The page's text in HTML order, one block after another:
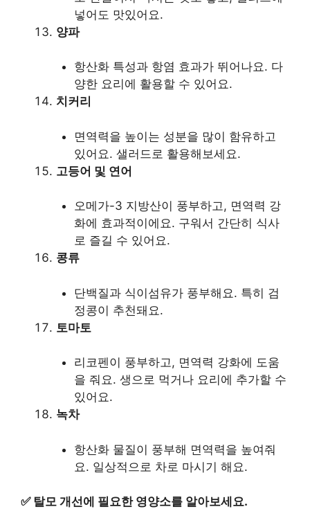
넣어도 맛있어요.
양파
항산화 특성과 항염 효과가 뛰어나요. 다
양한 요리에 활용할 수 있어요.
치커리
면역력을 높이는 성분을 많이 함유하고
있어요. 샐러드로 활용해보세요.
고등어 및 연어
오메가-3 지방산이 풍부하고, 면역력 강
화에 효과적이에요. 구워서 간단히 식사
로 즐길 수 있어요.
콩류
단백질과 식이섬유가 풍부해요. 특히 검
정콩이 추천돼요.
토마토
리코펜이 풍부하고, 면역력 강화에 도움
을 줘요. 생으로 먹거나 요리에 추가할 수
있어요.
녹차
항산화 물질이 풍부해 면역력을 높여줘
요. 일상적으로 차로 마시기 해요.
✅ 탈모 개선에 필요한 영양소를 알아보세요.